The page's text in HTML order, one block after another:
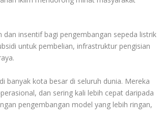
insentif bagi pengembangan sepeda listrik
untuk pembelian, infrastruktur pengisian
banyak kota besar di seluruh dunia. Mereka
dan sering kali lebih cepat daripada
pengembangan model yang lebih ringan,